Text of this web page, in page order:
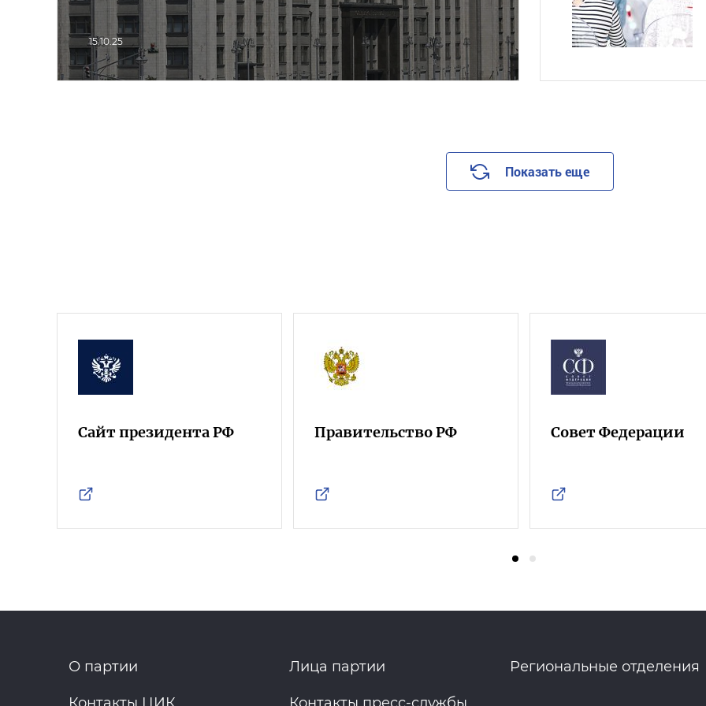
15.10.25
Показать еще
Сайт президента РФ Правительство РФ Совет Федерации
О партии Лица партии Региональные отделения